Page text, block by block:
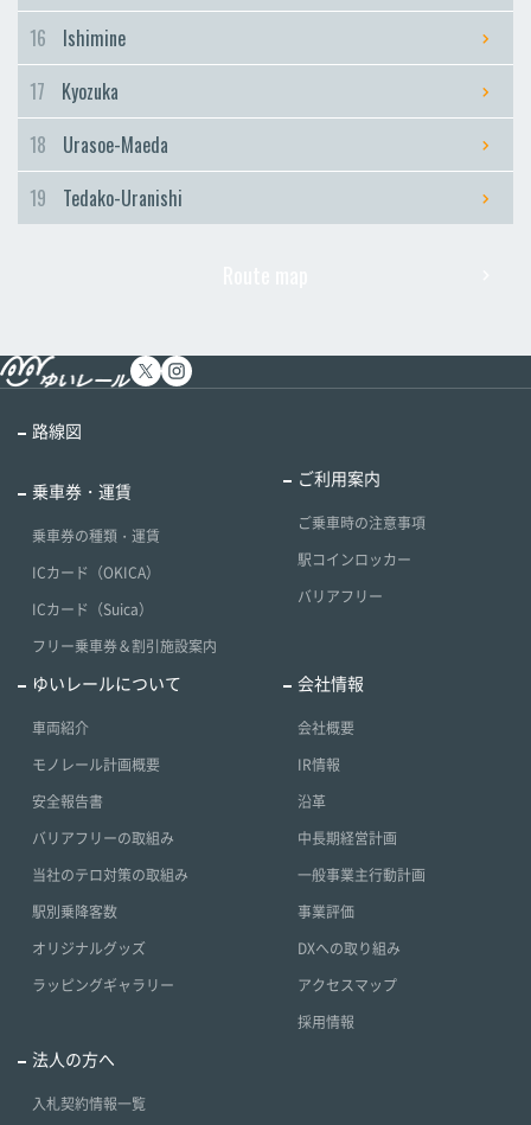
Tedako-Uranishi
16
Ishimine
17
Kyozuka
18
Urasoe-Maeda
19
Tedako-Uranishi
路線図
乗車券・運賃
乗車券の種類・運賃
ICカード（OKICA）
ICカード（Suica）
フリー乗車券＆割引施設案内
ご利用案内
ご乗車時の注意事項
駅コインロッカー
バリアフリー
ゆいレールについて
車両紹介
モノレール計画概要
安全報告書
バリアフリーの取組み
当社のテロ対策の取組み
駅別乗降客数
オリジナルグッズ
ラッピングギャラリー
会社情報
会社概要
IR情報
沿革
中長期経営計画
一般事業主行動計画
事業評価
DXへの取り組み
アクセスマップ
採用情報
法人の方へ
入札契約情報一覧